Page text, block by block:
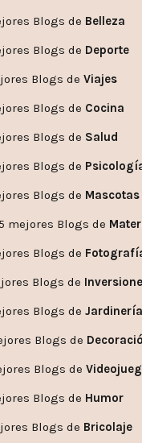
Blogs de Belleza
Blogs de Deporte
Blogs de Viajes
Blogs de Cocina
Blogs de Salud
Blogs de
Blogs de Mascotas
mejores Blogs de
Blogs de
Blogs de
Blogs de Jardinería
Blogs de
Blogs de
Blogs de Humor
Blogs de Bricolaje